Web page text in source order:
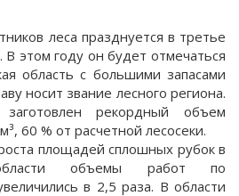
леса празднуется в третье
В этом году он будет отмечаться
область с большими запасами
носит звание лесного региона.
рекордный объем
60 % от расчетной лесосеки.
площадей сплошных рубок в
объемы работ по
в 2,5 раза. В области